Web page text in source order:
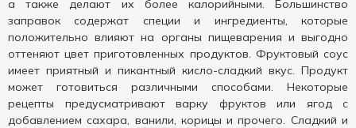
а также делают их более калорийными. Большинство
заправок содержат специи и ингредиенты, которые
положительно влияют на органы пищеварения и выгодно
оттеняют цвет приготовленных продуктов. Фруктовый соус
имеет приятный и пикантный кисло-сладкий вкус. Продукт
может готовиться различными способами. Некоторые
рецепты предусматривают варку фруктов или ягод с
добавлением сахара, ванили, корицы и прочего. Сладкий и